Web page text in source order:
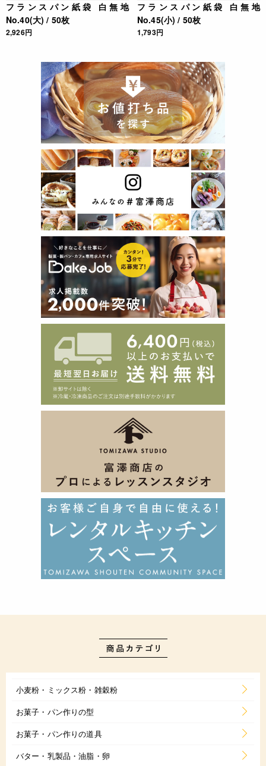
フランスパン紙袋 白無地
No.40(大) / 50枚
2,926円
フランスパン紙袋 白無地
No.45(小) / 50枚
1,793円
小麦粉・ミックス粉・雑穀粉
お菓子・パン作りの型
お菓子・パン作りの道具
バター・乳製品・油脂・卵